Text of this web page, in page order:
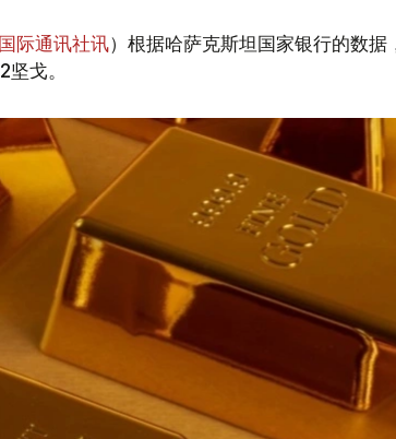
际通讯社讯）根据哈萨克斯坦国家银行的数
戈。